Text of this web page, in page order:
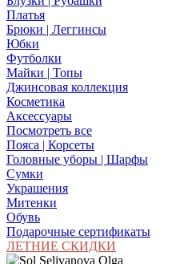
Платья
Брюки | Леггинсы
Юбки
Футболки
Майки | Топы
Джинсовая коллекция
Косметика
Аксессуары
Посмотреть все
Пояса | Корсеты
Головные уборы | Шарфы
Сумки
Украшения
Митенки
Обувь
Подарочные сертификаты
ЛЕТНИЕ СКИДКИ